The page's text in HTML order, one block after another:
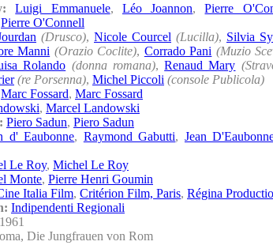
Luigi Emmanuele, Léo Joannon,Pierre
Pierre O'Connell
(Drusco), Nicole Courcel (Lucilla), Silvia
Manni (Orazio Coclite), Corrado Pani (Muzio
Rolando (donna romana),Renaud Mary
(re Porsenna), Michel Piccoli (console Publicola)
Marc Fossard, Marc Fossard
, Marcel Landowski
Piero Sadun, Piero Sadun
d' Eaubonne, Raymond Gabutti, Jean
Le Roy, Michel Le Roy
Monte, Pierre Henri Goumin
Italia Film, Critérion Film, Paris, Régina
Indipendenti Regionali
Die Jungfrauen von Rom